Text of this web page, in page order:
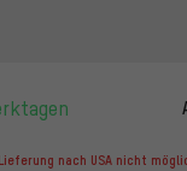
Lieferung nach USA nicht